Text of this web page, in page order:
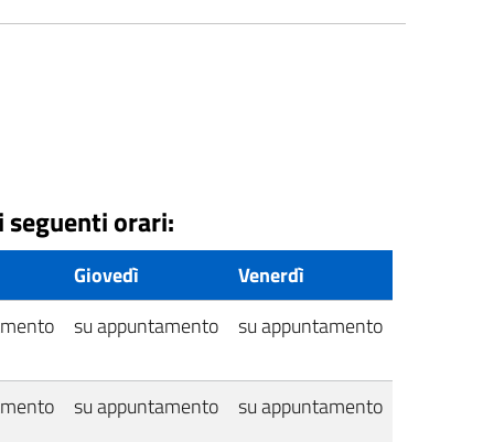
orari:
Giovedì
Venerdì
su appuntamento su appuntamento
su appuntamento su appuntamento